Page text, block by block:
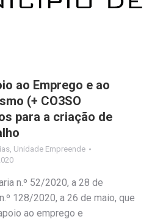
ao Emprego e ao
(+ CO3SO
para a criação de
, Unidade Empreende
n.º 52/2020, a 28 de
128/2020, a 26 de maio, que
ao emprego e